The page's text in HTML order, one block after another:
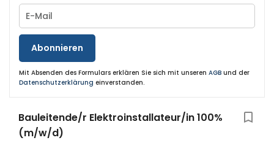
Abonnieren
Mit Absenden des Formulars erklären Sie sich mit unseren AGB und der
Datenschutzerklärung einverstanden.
Bauleitende/r Elektroinstallateur/in 100%
(m/w/d)